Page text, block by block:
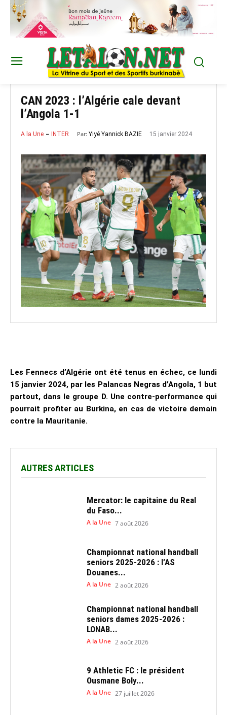
CAN 2023 : l’Algérie cale devant
l’Angola 1-1
A la Une INTER Par: Yiyé Yannick BAZIE 15 janvier 2024
Les Fennecs d’Algérie ont été tenus en échec, ce lundi
15 janvier 2024, par les Palancas Negras d’Angola, 1 but
partout, dans le groupe D. Une contre-performance qui
pourrait profiter au Burkina, en cas de victoire demain
contre la Mauritanie.
AUTRES ARTICLES
Mercator: le capitaine du Real
du Faso...
A la Une 7 août 2026
Championnat national handball
seniors 2025-2026 : l’AS
Douanes...
A la Une 2 août 2026
Championnat national handball
seniors dames 2025-2026 :
LONAB...
A la Une 2 août 2026
9 Athletic FC : le président
Ousmane Boly...
A la Une 27 juillet 2026